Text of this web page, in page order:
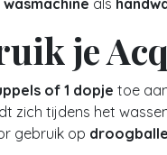
wasmachine als
je
of 1 dopje toe
zich tijdens het
gebruik op